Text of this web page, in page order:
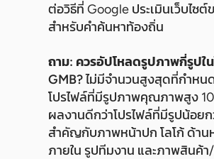
ต่อวิธีที่ Google ประเมินเว็บไซ
สำหรับคำค้นหาท้องถิ่น
ถาม: ควรอัปโหลดรูปภาพกี่รูปใ
GMB?ไม่มีจำนวนสูงสุดที่กำหน
โปรไฟล์ที่มีรูปภาพคุณภาพสูง
ผลงานดีกว่าโปรไฟล์ที่มีรูปน้อยก
สำคัญกับภาพหน้าปก โลโก้ ด้าน
ภายใน รูปทีมงาน และภาพสินค้า